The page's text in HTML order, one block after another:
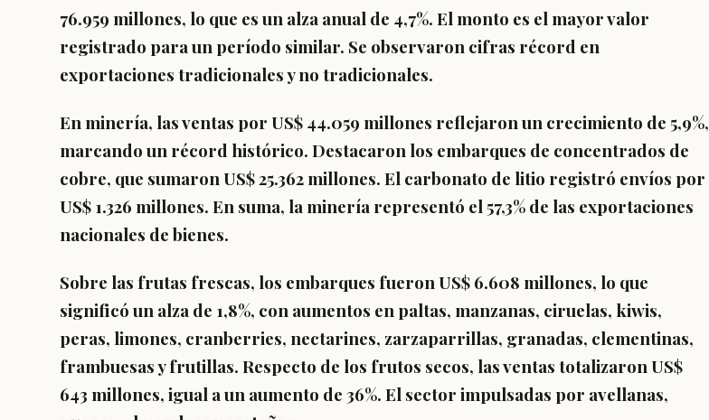
76.959 millones, lo que es un alza anual de 4,7%. El monto es el mayor valor
registrado para un período similar. Se observaron cifras récord en
exportaciones tradicionales y no tradicionales.
En minería, las ventas por US$ 44.059 millones reflejaron un crecimiento de 5,9%,
marcando un récord histórico. Destacaron los embarques de concentrados de
cobre, que sumaron US$ 25.362 millones. El carbonato de litio registró envíos por
US$ 1.326 millones. En suma, la minería representó el 57,3% de las exportaciones
nacionales de bienes.
Sobre las frutas frescas, los embarques fueron US$ 6.608 millones, lo que
significó un alza de 1,8%, con aumentos en paltas, manzanas, ciruelas, kiwis,
peras, limones, cranberries, nectarines, zarzaparrillas, granadas, clementinas,
frambuesas y frutillas. Respecto de los frutos secos, las ventas totalizaron US$
643 millones, igual a un aumento de 36%. El sector impulsadas por avellanas,